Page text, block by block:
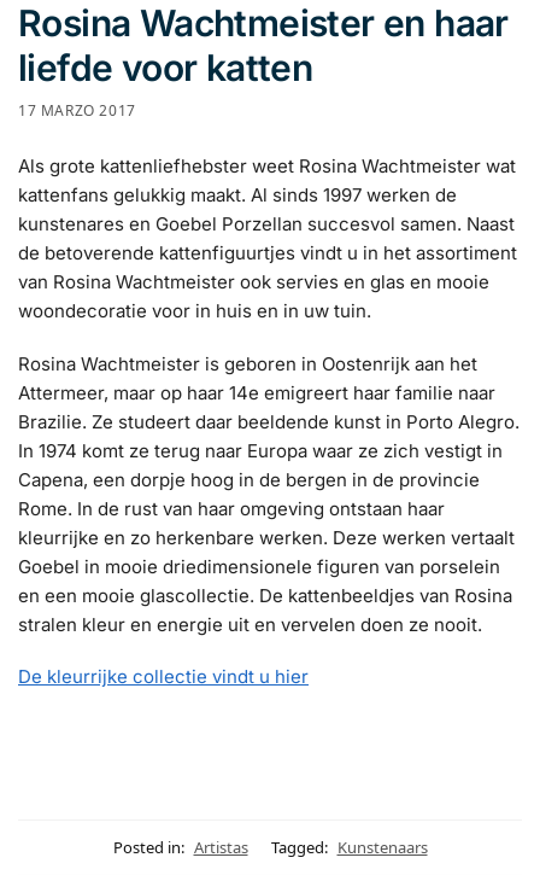
Rosina Wachtmeister en haar
liefde voor katten
17 MARZO 2017
Als grote kattenliefhebster weet Rosina Wachtmeister wat
kattenfans gelukkig maakt. Al sinds 1997 werken de
kunstenares en Goebel Porzellan succesvol samen. Naast
de betoverende kattenfiguurtjes vindt u in het assortiment
van Rosina Wachtmeister ook servies en glas en mooie
woondecoratie voor in huis en in uw tuin.
Rosina Wachtmeister is geboren in Oostenrijk aan het
Attermeer, maar op haar 14e emigreert haar familie naar
Brazilie. Ze studeert daar beeldende kunst in Porto Alegro.
In 1974 komt ze terug naar Europa waar ze zich vestigt in
Capena, een dorpje hoog in de bergen in de provincie
Rome. In de rust van haar omgeving ontstaan haar
kleurrijke en zo herkenbare werken. Deze werken vertaalt
Goebel in mooie driedimensionele figuren van porselein
en een mooie glascollectie. De kattenbeeldjes van Rosina
stralen kleur en energie uit en vervelen doen ze nooit.
De kleurrijke collectie vindt u hier
Posted in: Artistas Tagged: Kunstenaars